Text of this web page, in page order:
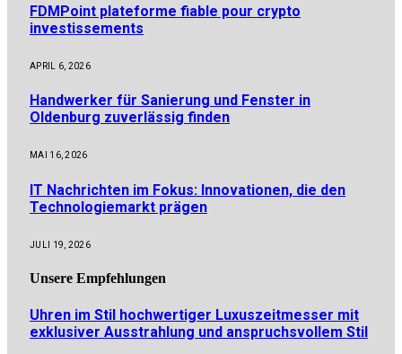
FDMPoint plateforme fiable pour crypto
investissements
APRIL 6, 2026
Handwerker für Sanierung und Fenster in
Oldenburg zuverlässig finden
MAI 16, 2026
IT Nachrichten im Fokus: Innovationen, die den
Technologiemarkt prägen
JULI 19, 2026
Unsere Empfehlungen
Uhren im Stil hochwertiger Luxuszeitmesser mit
exklusiver Ausstrahlung und anspruchsvollem Stil